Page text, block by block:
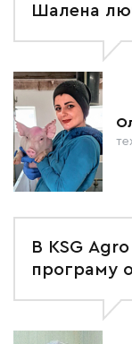
Шалена
В KSG
програму